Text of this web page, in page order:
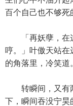
百个自己也不够死
「再妖孽，在这
哼。」叶傲天站在
的角落里，冷笑道
转瞬间，又有两
下，瞬间吞没宁昊